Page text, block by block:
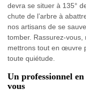
devra se situer à 135°
chute de l’arbre à
nos artisans de se
tomber. Rassurez-
mettrons tout en œuvre
toute quiétude.
Un professionnel
vous